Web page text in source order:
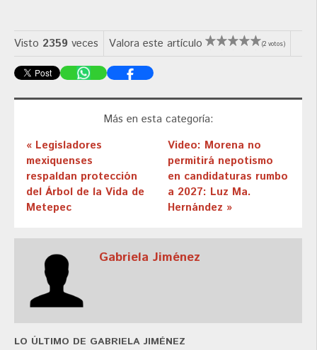
Visto 2359 veces Valora este artículo (2 votos)
Más en esta categoría:
« Legisladores
mexiquenses
respaldan protección
del Árbol de la Vida de
Metepec
Video: Morena no
permitirá nepotismo
en candidaturas rumbo
a 2027: Luz Ma.
Hernández »
Gabriela Jiménez
LO ÚLTIMO DE GABRIELA JIMÉNEZ